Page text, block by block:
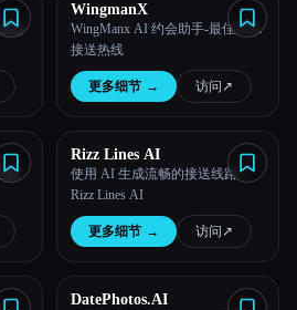
器
WingmanX
WingManx AI 约会助手-最佳 Rizz
接送热线
更多细节 → 访问 ↗︎
配
Rizz Lines AI
使用 AI 生成流畅的接送线路 |
Rizz Lines AI
更多细节 → 访问 ↗︎
DatePhotos.AI